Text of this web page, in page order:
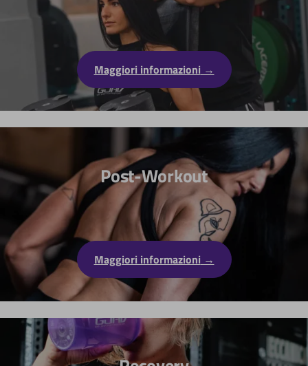
Maggiori informazioni
Post-Workout
Maggiori informazioni